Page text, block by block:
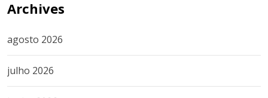
Archives
agosto 2026
julho 2026